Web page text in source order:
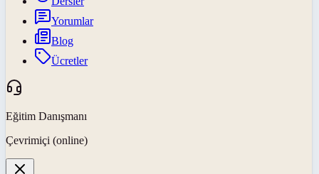
Yorumlar
Blog
Ücretler
Eğitim Danışmanı
Çevrimiçi (online)